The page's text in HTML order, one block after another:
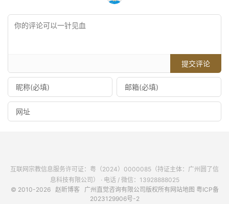
提交评论
互联网宗教信息服务许可证：粤（2024）0000085（持证主体：广州圆了信
息科技有限公司） · 电话 / 微信：13928888025
© 2010-2026 赵昕博客 广州直觉咨询有限公司版权所有 网站地图 粤ICP备
2023129906号-2